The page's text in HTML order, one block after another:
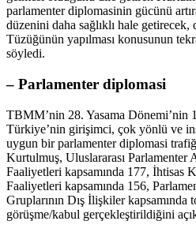
parlamenter diplomasinin gücünü
düzenini daha sağlıklı hale
Tüzüğünün yapılması konusunun
söyledi.
– Parlamenter diplomasi
TBMM’nin 28. Yasama Dönemi’nin
Türkiye’nin girişimci, çok yönlü ve
uygun bir parlamenter diplomasi
Kurtulmuş, Uluslararası Parlamenter
Faaliyetleri kapsamında 177, İhtisas
Faaliyetleri kapsamında 156,
Gruplarının Dış İlişkiler kapsamında
görüşme/kabul gerçekleştirildiğini